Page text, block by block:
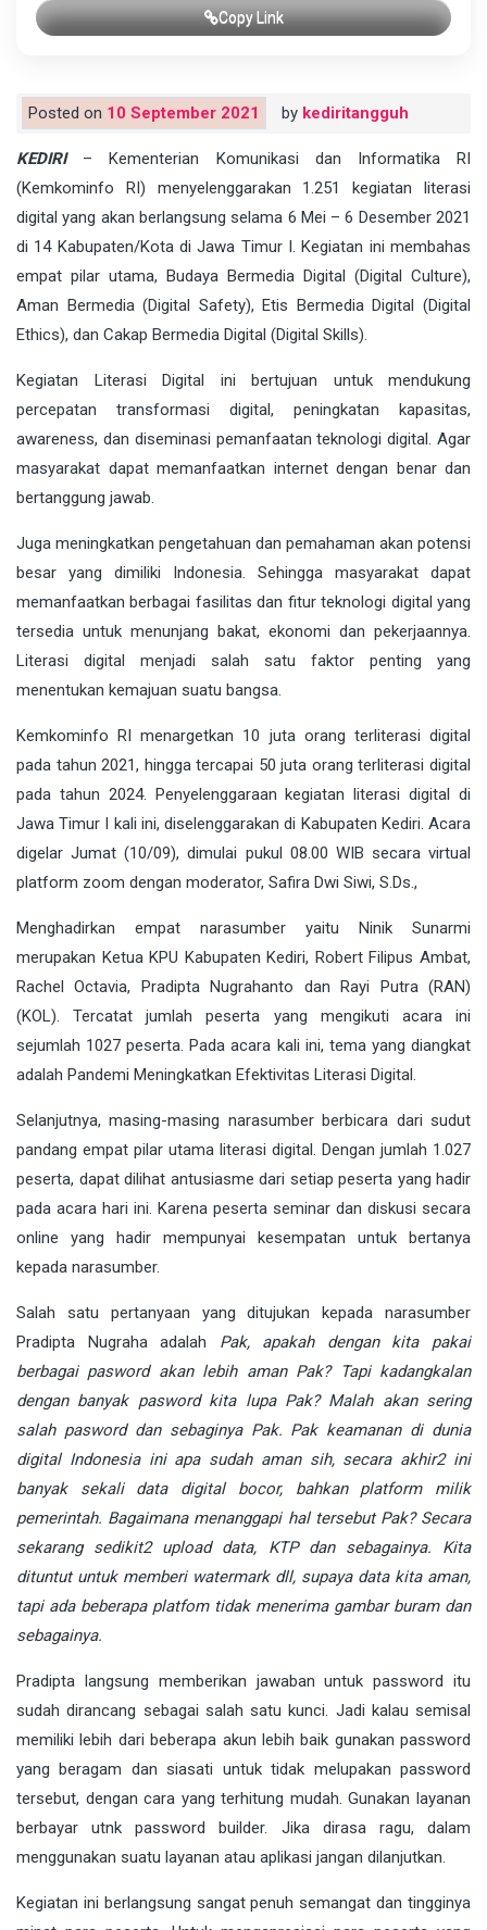
Copy Link
Posted on 10 September 2021 by kediritangguh
KEDIRI– Kementerian Komunikasi dan Informatika RI
(Kemkominfo RI) menyelenggarakan 1.251 kegiatan literasi
digital yang akan berlangsung selama 6 Mei – 6 Desember 2021
di 14 Kabupaten/Kota di Jawa Timur I. Kegiatan ini membahas
empat pilar utama, Budaya Bermedia Digital (Digital Culture),
Aman Bermedia (Digital Safety), Etis Bermedia Digital (Digital
Ethics), dan Cakap Bermedia Digital (Digital Skills).
Kegiatan Literasi Digital ini bertujuan untuk mendukung
percepatan transformasi digital, peningkatan kapasitas,
awareness, dan diseminasi pemanfaatan teknologi digital. Agar
masyarakat dapat memanfaatkan internet dengan benar dan
bertanggung jawab.
Juga meningkatkan pengetahuan dan pemahaman akan potensi
besar yang dimiliki Indonesia. Sehingga masyarakat dapat
memanfaatkan berbagai fasilitas dan fitur teknologi digital yang
tersedia untuk menunjang bakat, ekonomi dan pekerjaannya.
Literasi digital menjadi salah satu faktor penting yang
menentukan kemajuan suatu bangsa.
Kemkominfo RI menargetkan 10 juta orang terliterasi digital
pada tahun 2021, hingga tercapai 50 juta orang terliterasi digital
pada tahun 2024. Penyelenggaraan kegiatan literasi digital di
Jawa Timur I kali ini, diselenggarakan di Kabupaten Kediri. Acara
digelar Jumat (10/09), dimulai pukul 08.00 WIB secara virtual
platform zoom dengan moderator, Safira Dwi Siwi, S.Ds.,
Menghadirkan empat narasumber yaitu Ninik Sunarmi
merupakan Ketua KPU Kabupaten Kediri, Robert Filipus Ambat,
Rachel Octavia, Pradipta Nugrahanto dan Rayi Putra (RAN)
(KOL). Tercatat jumlah peserta yang mengikuti acara ini
sejumlah 1027 peserta. Pada acara kali ini, tema yang diangkat
adalah Pandemi Meningkatkan Efektivitas Literasi Digital.
Selanjutnya, masing-masing narasumber berbicara dari sudut
pandang empat pilar utama literasi digital. Dengan jumlah 1.027
peserta, dapat dilihat antusiasme dari setiap peserta yang hadir
pada acara hari ini. Karena peserta seminar dan diskusi secara
online yang hadir mempunyai kesempatan untuk bertanya
kepada narasumber.
Salah satu pertanyaan yang ditujukan kepada narasumber
Pradipta Nugraha adalah Pak, apakah dengan kita pakai
berbagai pasword akan lebih aman Pak? Tapi kadangkalan
dengan banyak pasword kita lupa Pak? Malah akan sering
salah pasword dan sebaginya Pak. Pak keamanan di dunia
digital Indonesia ini apa sudah aman sih, secara akhir2 ini
banyak sekali data digital bocor, bahkan platform milik
pemerintah. Bagaimana menanggapi hal tersebut Pak? Secara
sekarang sedikit2 upload data, KTP dan sebagainya. Kita
dituntut untuk memberi watermark dll, supaya data kita aman,
tapi ada beberapa platfom tidak menerima gambar buram dan
sebagainya.
Pradipta langsung memberikan jawaban untuk password itu
sudah dirancang sebagai salah satu kunci. Jadi kalau semisal
memiliki lebih dari beberapa akun lebih baik gunakan password
yang beragam dan siasati untuk tidak melupakan password
tersebut, dengan cara yang terhitung mudah. Gunakan layanan
berbayar utnk password builder. Jika dirasa ragu, dalam
menggunakan suatu layanan atau aplikasi jangan dilanjutkan.
Kegiatan ini berlangsung sangat penuh semangat dan tingginya